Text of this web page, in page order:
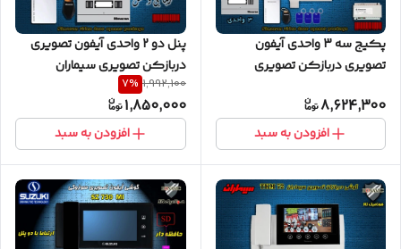
پکیج سه 3 واحدی آیفون
تصویری دربازکن تصویری
HS-43
8,624,300
افزودن به سبد
پنل دو 2 واحدی آیفون تصویری
دربازکن تصویری سیماران
FARDAD
1,992,100
7%
1,850,000
افزودن به سبد